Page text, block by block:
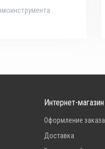
Интернет-магазин
Оформление заказа
Доставка